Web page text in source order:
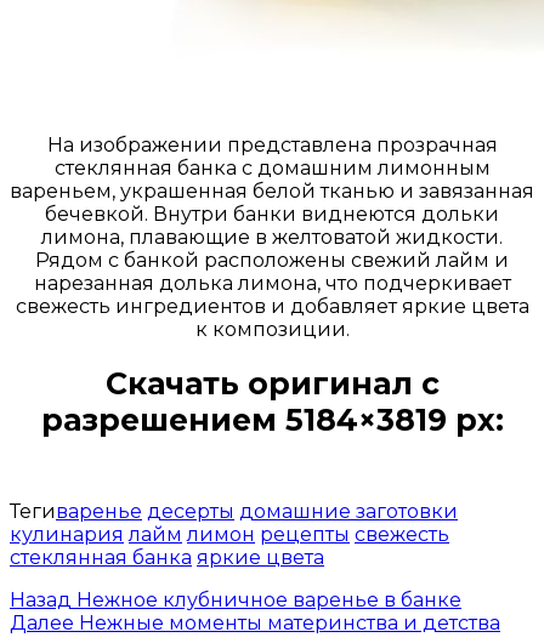
На изображении представлена прозрачная
стеклянная банка с домашним лимонным
вареньем, украшенная белой тканью и завязанная
бечевкой. Внутри банки виднеются дольки
лимона, плавающие в желтоватой жидкости.
Рядом с банкой расположены свежий лайм и
нарезанная долька лимона, что подчеркивает
свежесть ингредиентов и добавляет яркие цвета
к композиции.
Скачать оригинал с
разрешением 5184×3819 px:
Тегиваренье десерты домашние заготовки
кулинария лайм лимон рецепты свежесть
стеклянная банка яркие цвета
Назад Нежное клубничное варенье в банке
Далее Нежные моменты материнства и детства